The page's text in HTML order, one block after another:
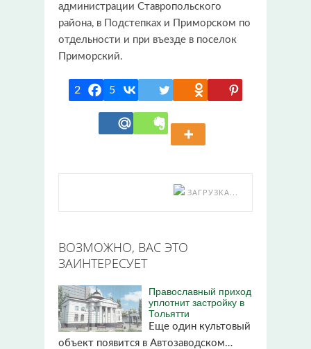
администрации Ставропольского
района, в Подстепках и Приморском по
отдельности и при въезде в поселок
Приморский.
2 5
ЗАГРУЗКА...
ВОЗМОЖНО, ВАС ЭТО
ЗАИНТЕРЕСУЕТ
Православный приход
уплотнит застройку в
Тольятти
Еще один культовый
объект появится в Автозаводском…